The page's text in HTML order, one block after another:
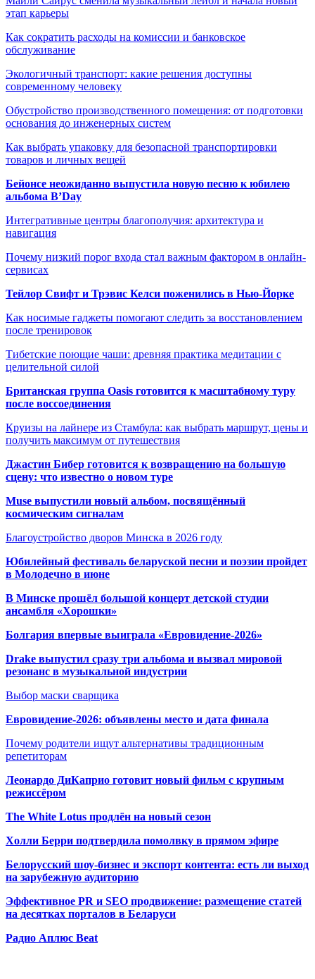
этап карьеры
Как сократить расходы на комиссии и банковское
обслуживание
Экологичный транспорт: какие решения доступны
современному человеку
Обустройство производственного помещения: от подготовки
основания до инженерных систем
Как выбрать упаковку для безопасной транспортировки
товаров и личных вещей
Бейонсе неожиданно выпустила новую песню к юбилею
альбома B’Day
Интегративные центры благополучия: архитектура и
навигация
Почему низкий порог входа стал важным фактором в онлайн-
сервисах
Тейлор Свифт и Трэвис Келси поженились в Нью-Йорке
Как носимые гаджеты помогают следить за восстановлением
после тренировок
Тибетские поющие чаши: древняя практика медитации с
целительной силой
Британская группа Oasis готовится к масштабному туру
после воссоединения
Круизы на лайнере из Стамбула: как выбрать маршрут, цены и
получить максимум от путешествия
Джастин Бибер готовится к возвращению на большую
сцену: что известно о новом туре
Muse выпустили новый альбом, посвящённый
космическим сигналам
Благоустройство дворов Минска в 2026 году
Юбилейный фестиваль беларуской песни и поэзии пройдет
в Молодечно в июне
В Минске прошёл большой концерт детской студии
ансамбля «Хорошки»
Болгария впервые выиграла «Евровидение-2026»
Drake выпустил сразу три альбома и вызвал мировой
резонанс в музыкальной индустрии
Выбор маски сварщика
Евровидение-2026: объявлены место и дата финала
Почему родители ищут альтернативы традиционным
репетиторам
Леонардо ДиКаприо готовит новый фильм с крупным
режиссёром
The White Lotus продлён на новый сезон
Холли Берри подтвердила помолвку в прямом эфире
Белорусский шоу-бизнес и экспорт контента: есть ли выход
на зарубежную аудиторию
Эффективное PR и SEO продвижение: размещение статей
на десятках порталов в Беларуси
Радио Аплюс Beat